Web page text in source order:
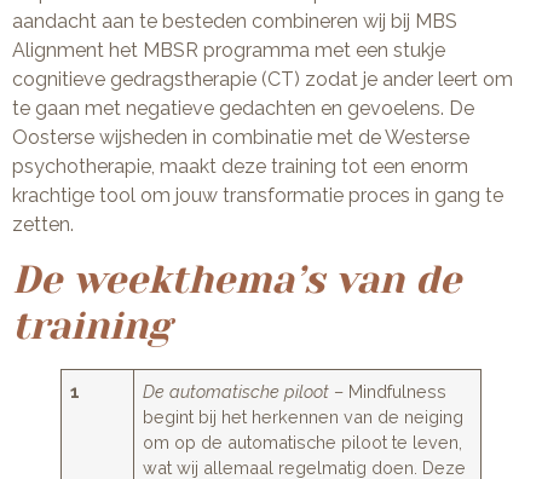
aandacht aan te besteden combineren wij bij MBS
Alignment het MBSR programma met een stukje
cognitieve gedragstherapie (CT) zodat je ander leert om
te gaan met negatieve gedachten en gevoelens. De
Oosterse wijsheden in combinatie met de Westerse
psychotherapie, maakt deze training tot een enorm
krachtige tool om jouw transformatie proces in gang te
zetten.
De weekthema’s van de
training
1 De automatische piloot – Mindfulness
begint bij het herkennen van de neiging
om op de automatische piloot te leven,
wat wij allemaal regelmatig doen. Deze